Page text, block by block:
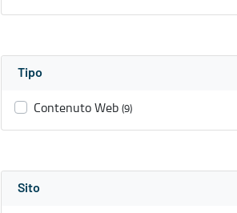
Tipo
Contenuto Web (9)
Sito